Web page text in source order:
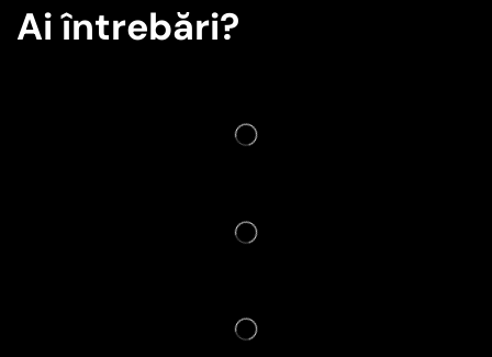
Ai întrebări?